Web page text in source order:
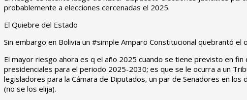
probablemente a elecciones cercenadas el 2025.
El Quiebre del Estado
Sin embargo en Bolivia un #simple Amparo Constitucional quebrantó el
El mayor riesgo ahora es q el año 2025 cuando se tiene previsto en
presidenciales para el periodo 2025-2030; es que se le ocurra a un
legisladores para la Cámara de Diputados, un par de Senadores en
(no se los elija).